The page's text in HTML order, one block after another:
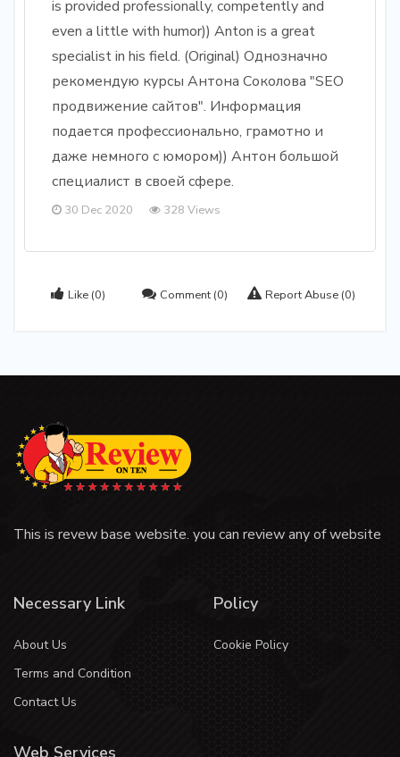
is provided professionally, competently and
even a little with humor)) Anton is a great
specialist in his field. (Original) Однозначно
рекомендую курсы Антона Соколова "SEO
продвижение сайтов". Информация
подается профессионально, грамотно и
даже немного с юмором)) Антон большой
специалист в своей сфере.
30 Dec 2020 328 Views
Like (0) Comment (0) Report Abuse (0)
This is revew base website. you can review any of website
Necessary Link
About Us
Terms and Condition
Contact Us
Policy
Cookie Policy